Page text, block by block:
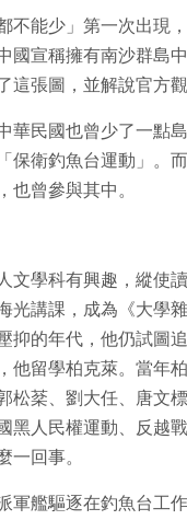
不能少」第一次出現
國宣稱擁有南沙群島
這張圖，並解說官方觀
華民國也曾少了一點
保衛釣魚台運動」。
也曾參與其中。
文學科有興趣，縱使
光講課，成為《大學
抑的年代，他仍試圖
他留學柏克萊。當年
松棻、劉大任、唐文
黑人民權運動、反越
一回事。
軍艦驅逐在釣魚台工